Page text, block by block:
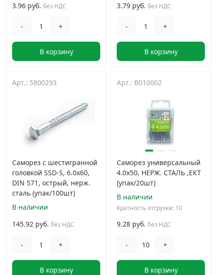
3.96 руб. без НДС
- +
В корзину
3.79 руб. без НДС
- +
В корзину
Арт.: 5800293
Саморез с шестигранной
головкой SSD-S, 6.0х60,
DIN 571, острый, нерж.
сталь (упак/100шт)
В наличии
145.92 руб. без НДС
- +
В корзину
Арт.: B010002
Саморез универсальный
4.0х50, НЕРЖ. СТАЛЬ ,ЕКТ
(упак/20шт)
В наличии
Кратность отгрузки: 10
9.28 руб. без НДС
- +
В корзину